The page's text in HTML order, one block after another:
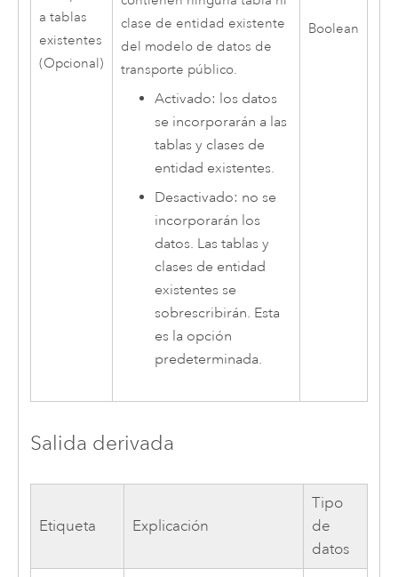
a tablas
existentes
(Opcional)
clase de entidad existente
del modelo de datos de
transporte público.
Activado: los datos
se incorporarán a las
tablas y clases de
entidad existentes.
Desactivado: no se
incorporarán los
datos. Las tablas y
clases de entidad
existentes se
sobrescribirán. Esta
es la opción
predeterminada.
Boolean
Salida derivada
Etiqueta Explicación
Tipo
de
datos